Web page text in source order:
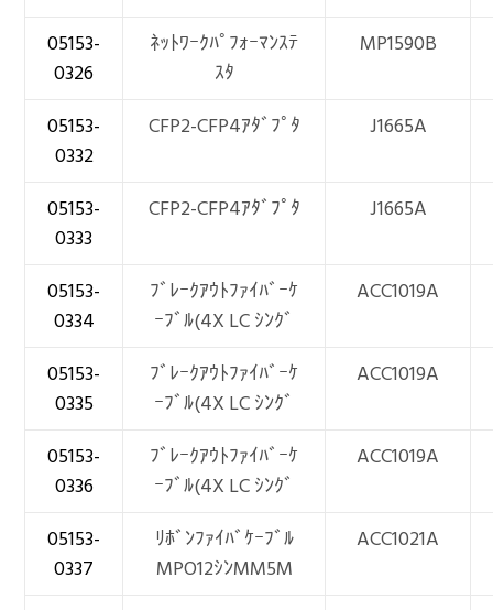
05153-
0326
ﾈｯﾄﾜｰｸﾊﾟﾌｫｰﾏﾝｽﾃ
ｽﾀ
MP1590B
05153-
0332
CFP2-CFP4ｱﾀﾞﾌﾟﾀ J1665A
05153-
0333
CFP2-CFP4ｱﾀﾞﾌﾟﾀ J1665A
05153-
0334
ﾌﾞﾚｰｸｱｳﾄﾌｧｲﾊﾞｰｹ
ｰﾌﾞﾙ(4X LC ｼﾝｸﾞ
ACC1019A
05153-
0335
ﾌﾞﾚｰｸｱｳﾄﾌｧｲﾊﾞｰｹ
ｰﾌﾞﾙ(4X LC ｼﾝｸﾞ
ACC1019A
05153-
0336
ﾌﾞﾚｰｸｱｳﾄﾌｧｲﾊﾞｰｹ
ｰﾌﾞﾙ(4X LC ｼﾝｸﾞ
ACC1019A
05153-
0337
ﾘﾎﾞﾝﾌｧｲﾊﾞｹｰﾌﾞﾙ
MPO12ｼﾝMM5M
ACC1021A